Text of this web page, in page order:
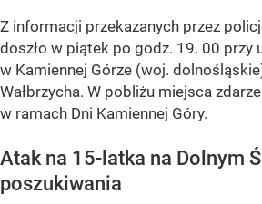
Z informacji przekazanych przez
doszło w piątek po godz. 19. 00 przy
w Kamiennej Górze (woj.
Wałbrzycha. W pobliżu miejsca
w ramach Dni Kamiennej Góry.
Atak na 15-latka na Dolnym
poszukiwania